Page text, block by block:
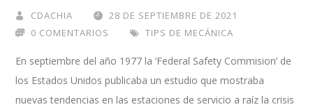
CDACHIA
28 DE SEPTIEMBRE DE 2021
0 COMENTARIOS
TIPS DE MECÁNICA
En septiembre del año 1977 la ‘Federal Safety Commision’ de
los Estados Unidos publicaba un estudio que mostraba
nuevas tendencias en las estaciones de servicio a raíz la crisis